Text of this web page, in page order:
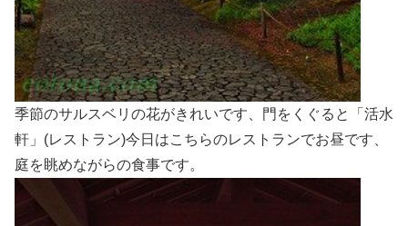
季節のサルスベリの花がきれいです、門をくぐると「活水
軒」(レストラン)今日はこちらのレストランでお昼です、
庭を眺めながらの食事です。